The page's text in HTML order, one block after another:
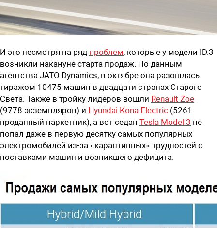
И это несмотря на ряд проблем, которые у модели ID.3
возникли накануне старта продаж. По данным
агентства JATO Dynamics, в октябре она разошлась
тиражом 10475 машин в двадцати странах Старого
Света. Также в тройку лидеров вошли Renault Zoe
(9778 экземпляров) и Hyundai Kona Electric (5261
проданный паркетник), а вот седан Tesla Model 3 не
попал даже в первую десятку самых популярных
электромобилей из-за «карантинных» трудностей с
поставками машин и возникшего дефицита.